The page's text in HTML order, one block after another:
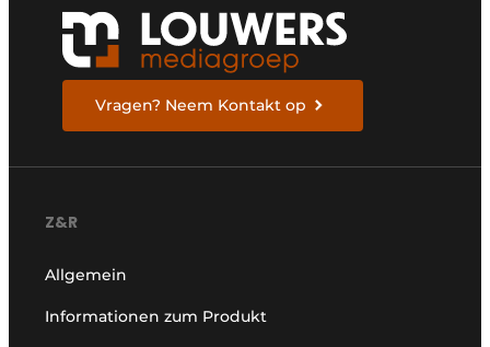
Vragen? Neem Kontakt op
Z&R
Allgemein
Informationen zum Produkt